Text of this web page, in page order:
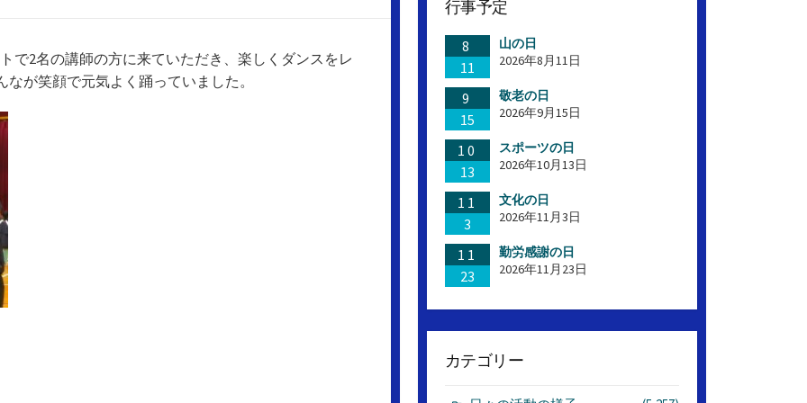
で2名の講師の方に来ていただき、楽しくダンスをレ
が笑顔で元気よく踊っていました。
行事予定
8
11
山の日
2026年8月11日
9
15
敬老の日
2026年9月15日
10
13
スポーツの日
2026年10月13日
11
3
文化の日
2026年11月3日
11
23
勤労感謝の日
2026年11月23日
カテゴリー